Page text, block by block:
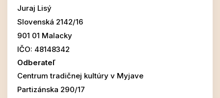
Juraj Lisý
Slovenská 2142/16
901 01 Malacky
IČO: 48148342
Odberateľ
Centrum tradičnej kultúry v Myjave
Partizánska 290/17